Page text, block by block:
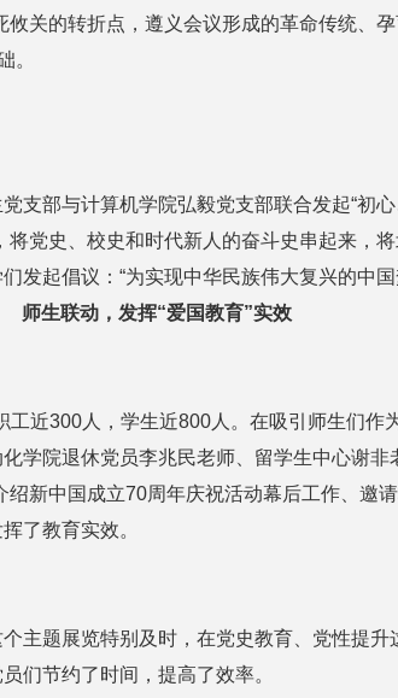
关的转折点，遵义会议形成的革命传统、
。
部与计算机学院弘毅党支部联合发起“初
史、校史和时代新人的奋斗史串起来，
发起倡议：“为实现中华民族伟大复兴的中
师生联动，发挥“爱国教育”实效
近300人，学生近800人。在吸引师生们作
学院退休党员李兆民老师、留学生中心谢
绍新中国成立70周年庆祝活动幕后工作、
了教育实效。
题展览特别及时，在党史教育、党性提升
们节约了时间，提高了效率。